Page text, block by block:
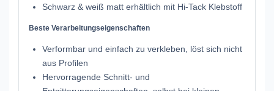
Schwarz & weiß matt erhältlich mit Hi-Tack Klebstoff
Beste Verarbeitungseigenschaften
Verformbar und einfach zu verkleben, löst sich nicht
aus Profilen
Hervorragende Schnitt- und